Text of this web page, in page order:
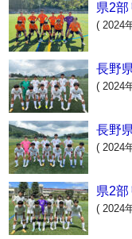
県2部
( 2024
長野
( 2024
長野
( 2024
県2部
( 2024